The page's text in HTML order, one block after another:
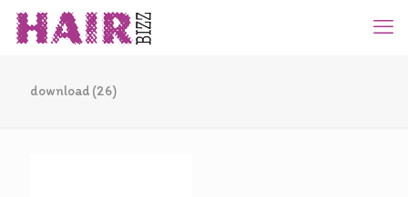
download (26)